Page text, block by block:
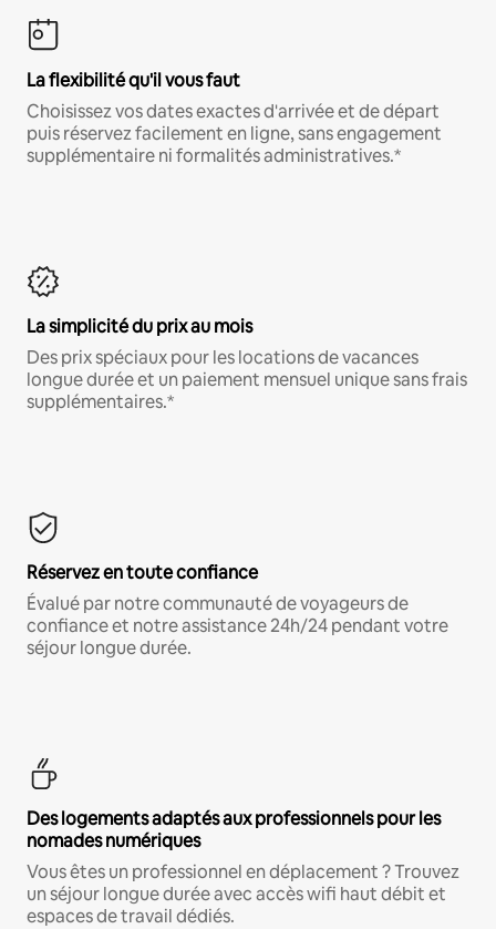
La flexibilité qu'il vous faut
Choisissez vos dates exactes d'arrivée et de départ
puis réservez facilement en ligne, sans engagement
supplémentaire ni formalités administratives.*
La simplicité du prix au mois
Des prix spéciaux pour les locations de vacances
longue durée et un paiement mensuel unique sans frais
supplémentaires.*
Réservez en toute confiance
Évalué par notre communauté de voyageurs de
confiance et notre assistance 24h/24 pendant votre
séjour longue durée.
Des logements adaptés aux professionnels pour les
nomades numériques
Vous êtes un professionnel en déplacement ? Trouvez
un séjour longue durée avec accès wifi haut débit et
espaces de travail dédiés.